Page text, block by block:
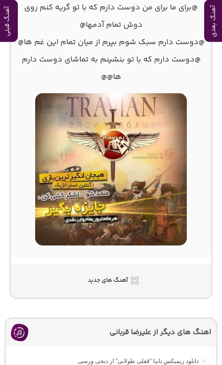
آهنگ بعدی آهنگ قبلی
@برای ما برای من دوست دارم که با تو گریه کنم روی
دوش تمام آدمها@
@دوست دارم سبک شوم بپرم از میان تمام این غم ها@
@دوست دارم که با تو‌ بنشینم به تماشای دوست دارم
ها@@
آهنگ های جدید
اهنگ های دیگر از علیرضا قربانی
دانلود ریمیکس تانیا “قفلی طولانی” از دیجی ورسی